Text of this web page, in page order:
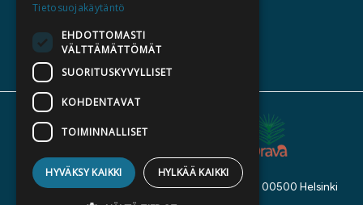
ENNAKKOTILATTAVAT
LAHJAKORTTI
Kustannusosakeyhtiö Siltala, Suvilahdenkatu 7, 00500 Helsinki
Tietosuojakäytäntö
EHDOTTOMASTI
VÄLTTÄMÄTTÖMÄT
SUORITUSKYVYLLISET
KOHDENTAVAT
TOIMINNALLISET
HYVÄKSY KAIKKI HYLKÄÄ KAIKKI